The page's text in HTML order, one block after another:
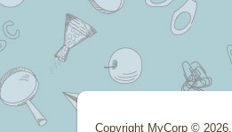
Copyright MyCorp © 2026.